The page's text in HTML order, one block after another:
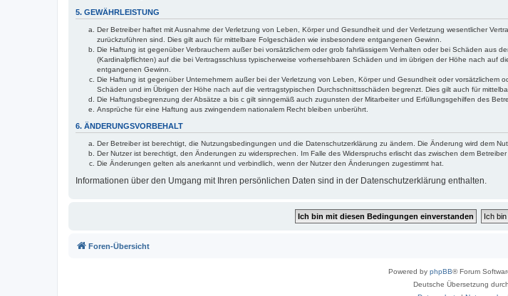
5. GEWÄHRLEISTUNG
Der Betreiber haftet mit Ausnahme der Verletzung von Leben, Körper und Gesundheit und der Verletzung wesentlicher
zurückzuführen sind. Dies gilt auch für mittelbare Folgeschäden wie insbesondere entgangenen Gewinn.
Die Haftung ist gegenüber Verbrauchern außer bei vorsätzlichem oder grob fahrlässigem Verhalten oder bei Schäden aus
(Kardinalpflichten) auf die bei Vertragsschluss typischerweise vorhersehbaren Schäden und im übrigen der Höhe nach auf
entgangenen Gewinn.
Die Haftung ist gegenüber Unternehmern außer bei der Verletzung von Leben, Körper und Gesundheit oder vorsätzlichem
Schäden und im Übrigen der Höhe nach auf die vertragstypischen Durchschnittsschäden begrenzt. Dies gilt auch für
Die Haftungsbegrenzung der Absätze a bis c gilt sinngemäß auch zugunsten der Mitarbeiter und Erfüllungsgehilfen des
Ansprüche für eine Haftung aus zwingendem nationalem Recht bleiben unberührt.
6. ÄNDERUNGSVORBEHALT
Der Betreiber ist berechtigt, die Nutzungsbedingungen und die Datenschutzerklärung zu ändern. Die Änderung wird dem
Der Nutzer ist berechtigt, den Änderungen zu widersprechen. Im Falle des Widerspruchs erlischt das zwischen dem
Die Änderungen gelten als anerkannt und verbindlich, wenn der Nutzer den Änderungen zugestimmt hat.
Informationen über den Umgang mit Ihren persönlichen Daten sind in der Datenschutzerklärung enthalten.
Foren-Übersicht
Powered by phpBB® Forum
Deutsche Übersetzung durch